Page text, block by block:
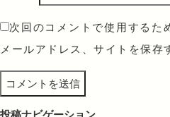
次回のコメントで使用するた
メールアドレス、サイトを保存
投稿ナビゲーション